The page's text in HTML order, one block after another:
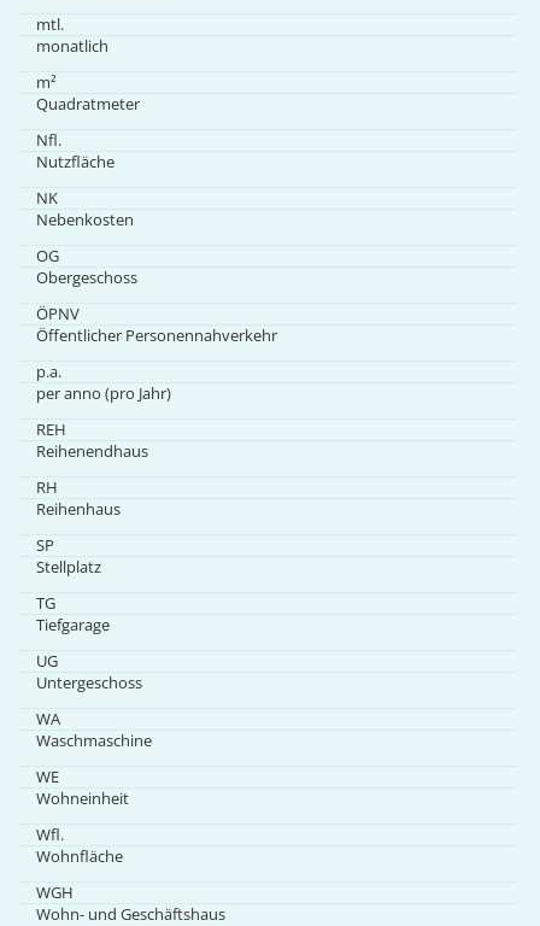
mtl.
monatlich
m²
Quadratmeter
Nfl.
Nutzfläche
NK
Nebenkosten
OG
Obergeschoss
ÖPNV
Öffentlicher Personennahverkehr
p.a.
per anno (pro Jahr)
REH
Reihenendhaus
RH
Reihenhaus
SP
Stellplatz
TG
Tiefgarage
UG
Untergeschoss
WA
Waschmaschine
WE
Wohneinheit
Wfl.
Wohnfläche
WGH
Wohn- und Geschäftshaus